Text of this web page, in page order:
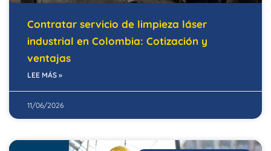
Contratar servicio de limpieza láser
industrial en Colombia: Cotización y
ventajas
LEE MÁS »
11/06/2026